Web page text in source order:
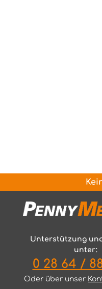
Unterstützung
unter:
0 28 64 /
Oder über unser